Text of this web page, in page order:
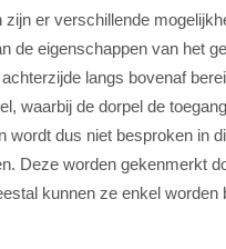
er verschillende
de eigenschappen van het
langs bovenaf
waarbij de dorpel de
dus niet besproken in
Deze worden gekenmerkt
kunnen ze enkel worden